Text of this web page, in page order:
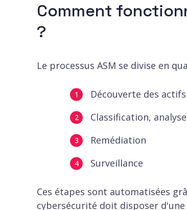
Comment
?
Le processus ASM se divise en
Découverte des actifs
Classification,
Remédiation
Surveillance
Ces étapes sont automatisées
cybersécurité doit disposer